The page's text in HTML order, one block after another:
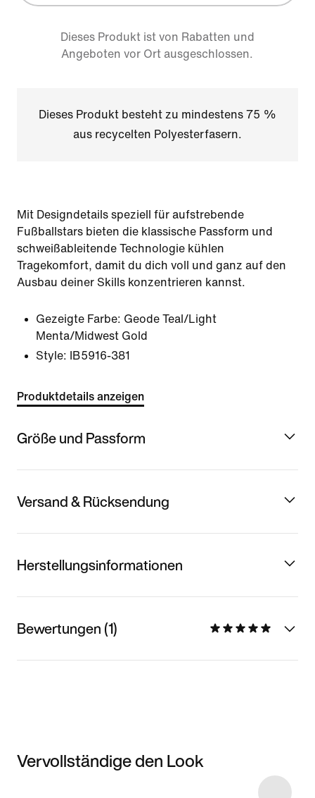
Dieses Produkt ist von Rabatten und
Angeboten vor Ort ausgeschlossen.
Dieses Produkt besteht zu mindestens 75 %
aus recycelten Polyesterfasern.
Mit Designdetails speziell für aufstrebende
Fußballstars bieten die klassische Passform und
schweißableitende Technologie kühlen
Tragekomfort, damit du dich voll und ganz auf den
Ausbau deiner Skills konzentrieren kannst.
Gezeigte Farbe: Geode Teal/Light
Menta/Midwest Gold
Style:
IB5916-381
Produktdetails anzeigen
Größe und Passform
Versand & Rücksendung
Herstellungsinformationen
Bewertungen (1)
Vervollständige den Look